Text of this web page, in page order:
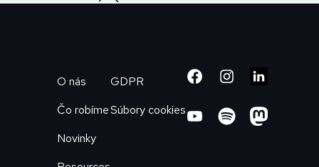
O nás
Čo robíme
Novinky
GDPR
Súbory cookies